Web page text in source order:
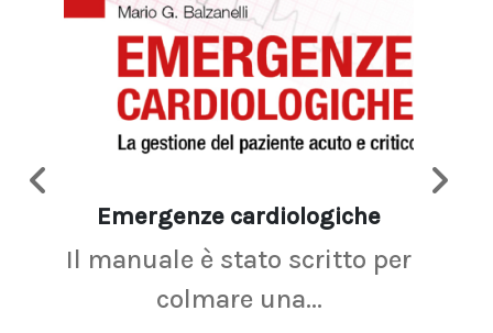
Emergenze cardiologiche
Il manuale è stato scritto per
colmare una...